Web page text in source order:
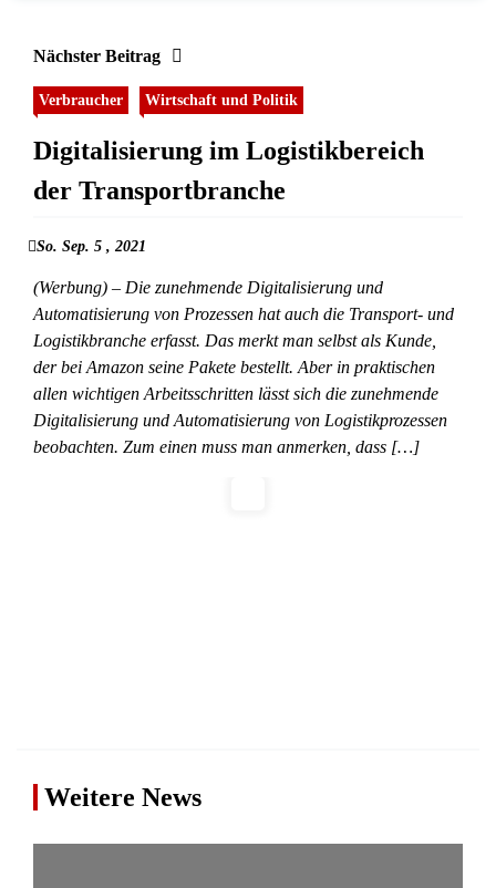
Nächster Beitrag
Verbraucher Wirtschaft und Politik
Digitalisierung im Logistikbereich
der Transportbranche
So. Sep. 5 , 2021
(Werbung) – Die zunehmende Digitalisierung und
Automatisierung von Prozessen hat auch die Transport- und
Logistikbranche erfasst. Das merkt man selbst als Kunde,
der bei Amazon seine Pakete bestellt. Aber in praktischen
allen wichtigen Arbeitsschritten lässt sich die zunehmende
Digitalisierung und Automatisierung von Logistikprozessen
beobachten. Zum einen muss man anmerken, dass […]
Weitere News